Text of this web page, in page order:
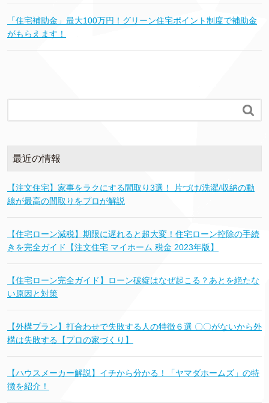
「住宅補助金」最大100万円！グリーン住宅ポイント制度で補助金
がもらえます！

最近の情報
【注文住宅】家事をラクにする間取り3選！ 片づけ/洗濯/収納の動
線が最高の間取りをプロが解説
【住宅ローン減税】期限に遅れると超大変！住宅ローン控除の手続
きを完全ガイド【注文住宅 マイホーム 税金 2023年版】
【住宅ローン完全ガイド】ローン破綻はなぜ起こる？あとを絶たな
い原因と対策
【外構プラン】打合わせで失敗する人の特徴６選 〇〇がないから外
構は失敗する【プロの家づくり】
【ハウスメーカー解説】イチから分かる！「ヤマダホームズ」の特
徴を紹介！